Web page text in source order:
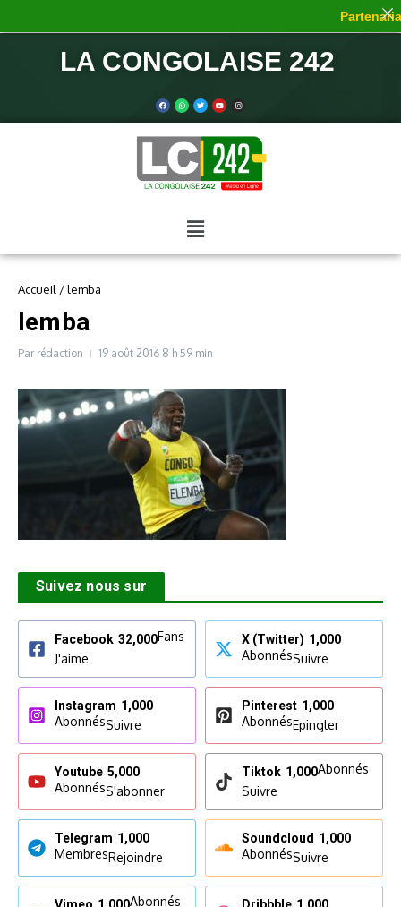
LA CONGOLAISE 242
Accueil /lemba
lemba
Par rédaction 19 août 2016 8 h 59 min
Suivez nous sur
Facebook 32,000Fans
J'aime
X (Twitter) 1,000
AbonnésSuivre
Instagram 1,000
AbonnésSuivre
Pinterest 1,000
AbonnésEpingler
Youtube 5,000
AbonnésS'abonner
Tiktok 1,000Abonnés
Suivre
Telegram 1,000
MembresRejoindre
Soundcloud 1,000
AbonnésSuivre
Abonnés